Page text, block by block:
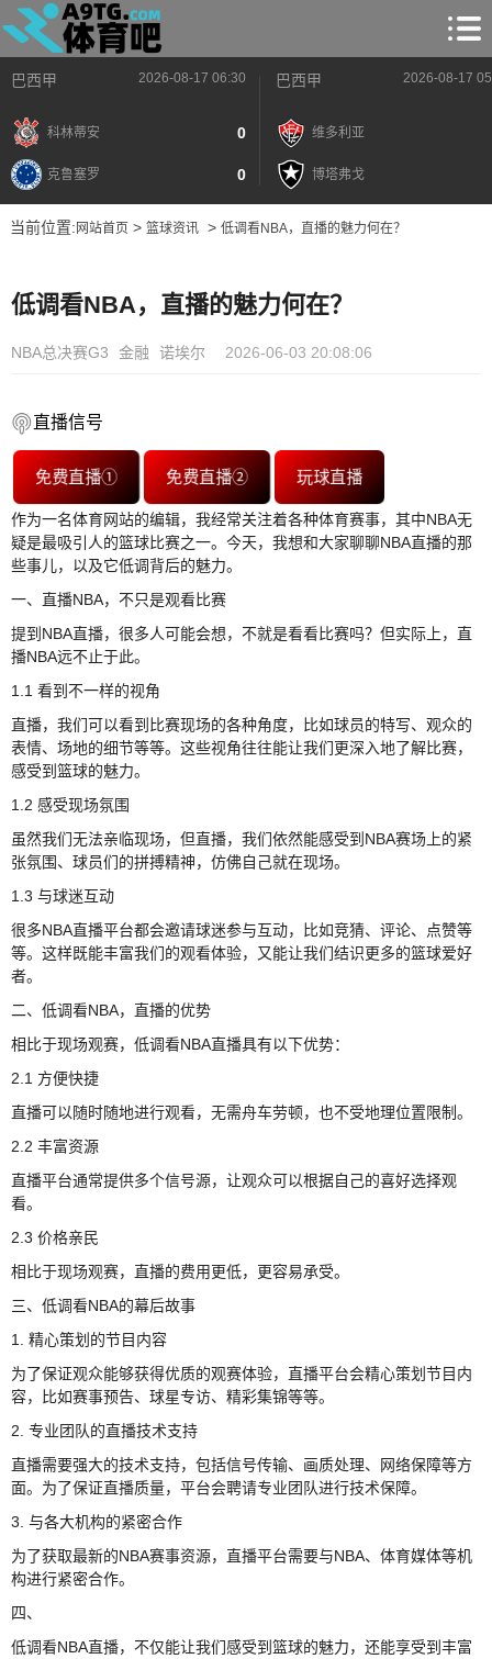
巴西甲 2026-08-17 06:30
科林蒂安 0
克鲁塞罗 0
巴西甲 2026-08-17
维多利亚
博塔弗戈
当前位置: 网站首页> 篮球资讯> 低调看NBA，直播的魅力何在？
低调看NBA，直播的魅力何在？
NBA总决赛G3 金融 诺埃尔 2026-06-03 20:08:06
直播信号
免费直播① 免费直播② 玩球直播
作为一名体育网站的编辑，我经常关注着各种体育赛事，其中NBA无
疑是最吸引人的篮球比赛之一。今天，我想和大家聊聊NBA直播的那
些事儿，以及它低调背后的魅力。
一、直播NBA，不只是观看比赛
提到NBA直播，很多人可能会想，不就是看看比赛吗？但实际上，直
播NBA远不止于此。
1.1 看到不一样的视角
直播，我们可以看到比赛现场的各种角度，比如球员的特写、观众的
表情、场地的细节等等。这些视角往往能让我们更深入地了解比赛，
感受到篮球的魅力。
1.2 感受现场氛围
虽然我们无法亲临现场，但直播，我们依然能感受到NBA赛场上的紧
张氛围、球员们的拼搏精神，仿佛自己就在现场。
1.3 与球迷互动
很多NBA直播平台都会邀请球迷参与互动，比如竞猜、评论、点赞等
等。这样既能丰富我们的观看体验，又能让我们结识更多的篮球爱好
者。
二、低调看NBA，直播的优势
相比于现场观赛，低调看NBA直播具有以下优势：
2.1 方便快捷
直播可以随时随地进行观看，无需舟车劳顿，也不受地理位置限制。
2.2 丰富资源
直播平台通常提供多个信号源，让观众可以根据自己的喜好选择观
看。
2.3 价格亲民
相比于现场观赛，直播的费用更低，更容易承受。
三、低调看NBA的幕后故事
1. 精心策划的节目内容
为了保证观众能够获得优质的观赛体验，直播平台会精心策划节目内
容，比如赛事预告、球星专访、精彩集锦等等。
2. 专业团队的直播技术支持
直播需要强大的技术支持，包括信号传输、画质处理、网络保障等方
面。为了保证直播质量，平台会聘请专业团队进行技术保障。
3. 与各大机构的紧密合作
为了获取最新的NBA赛事资源，直播平台需要与NBA、体育媒体等机
构进行紧密合作。
四、
低调看NBA直播，不仅能让我们感受到篮球的魅力，还能享受到丰富